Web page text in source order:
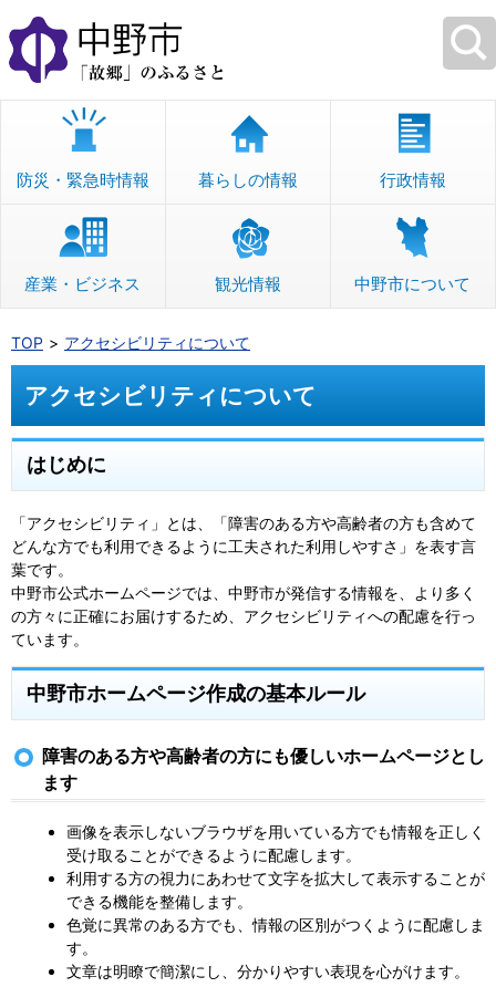
本
文
へ
移
防災・緊急時情報 暮らしの情報 行政情報
産業・ビジネス 観光情報 中野市について
TOP アクセシビリティについて
アクセシビリティについて
はじめに
「アクセシビリティ」とは、「障害のある方や高齢者の方も含めて
どんな方でも利用できるように工夫された利用しやすさ」を表す言
葉です。
中野市公式ホームページでは、中野市が発信する情報を、より多く
の方々に正確にお届けするため、アクセシビリティへの配慮を行っ
ています。
中野市ホームページ作成の基本ルール
障害のある方や高齢者の方にも優しいホームページとし
ます
画像を表示しないブラウザを用いている方でも情報を正しく
受け取ることができるように配慮します。
利用する方の視力にあわせて文字を拡大して表示することが
できる機能を整備します。
色覚に異常のある方でも、情報の区別がつくように配慮しま
す。
文章は明瞭で簡潔にし、分かりやすい表現を心がけます。